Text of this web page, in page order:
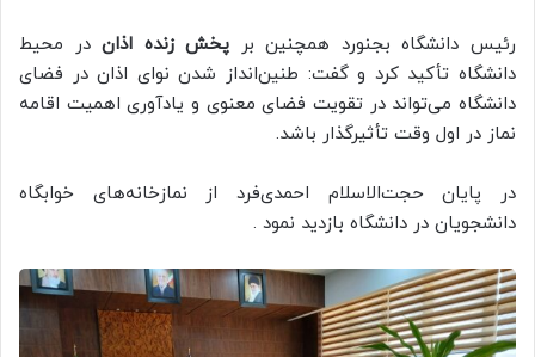
رئیس دانشگاه بجنورد همچنین بر پخش زنده اذاندر محیط
دانشگاه تأکید کرد و گفت: طنین‌انداز شدن نوای اذان در فضای
دانشگاه می‌تواند در تقویت فضای معنوی و یادآوری اهمیت اقامه
نماز در اول وقت تأثیرگذار باشد.
در پایان حجت‌الاسلام احمدی‌فرد از نمازخانه‌های خوابگاه
دانشجویان در دانشگاه بازدید نمود .